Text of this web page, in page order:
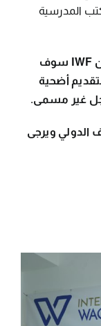
بالكتب المدرسية
الفرق بين IWF والمنظمات الأخرى هو أن IWF سوف
أضحية
أجل غير مسمى.
الدولي ويرجى